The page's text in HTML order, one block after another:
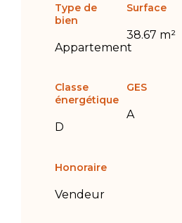
Type de
bien
Appartement
Surface
38.67 m²
Classe
énergétique
D
GES
A
Honoraire
Vendeur